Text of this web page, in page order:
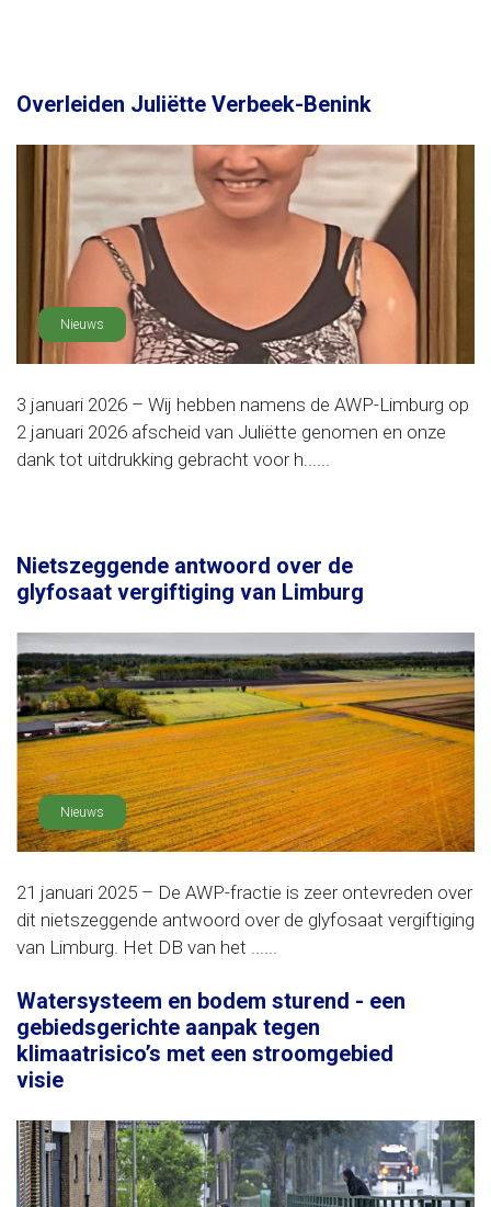
Overleiden Juliëtte Verbeek-Benink
Nieuws
3 januari 2026 – Wij hebben namens de AWP-Limburg op
2 januari 2026 afscheid van Juliëtte genomen en onze
dank tot uitdrukking gebracht voor h......
Nietszeggende antwoord over de
glyfosaat vergiftiging van Limburg
Nieuws
21 januari 2025 – De AWP-fractie is zeer ontevreden over
dit nietszeggende antwoord over de glyfosaat vergiftiging
van Limburg. Het DB van het ......
Watersysteem en bodem sturend - een
gebiedsgerichte aanpak tegen
klimaatrisico’s met een stroomgebied
visie